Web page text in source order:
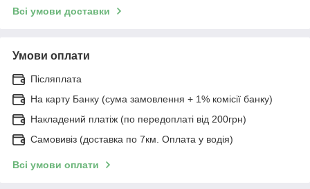
Всі умови доставки
Умови оплати
Післяплата
На карту Банку (сума замовлення + 1% комісії банку)
Накладений платіж (по передоплаті від 200грн)
Самовивіз (доставка по 7км. Оплата у водія)
Всі умови оплати